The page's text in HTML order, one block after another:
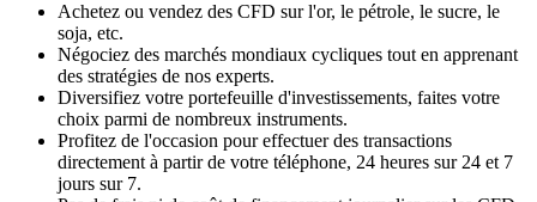
Achetez ou vendez des CFD sur l'or, le pétrole, le sucre, le
soja, etc.
Négociez des marchés mondiaux cycliques tout en apprenant
des stratégies de nos experts.
Diversifiez votre portefeuille d'investissements, faites votre
choix parmi de nombreux instruments.
Profitez de l'occasion pour effectuer des transactions
directement à partir de votre téléphone, 24 heures sur 24 et 7
jours sur 7.